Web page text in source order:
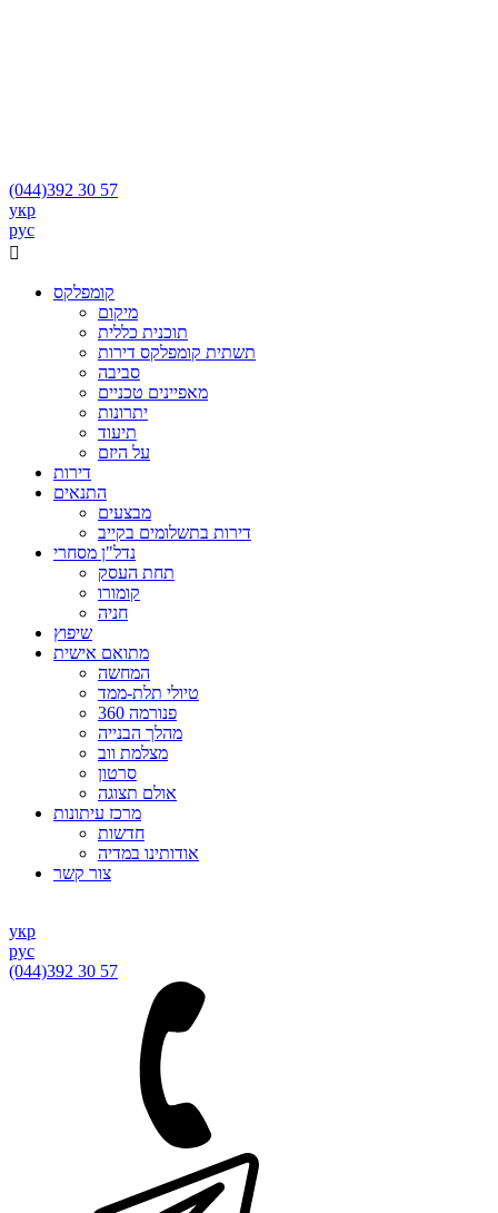
(044)392 30 57
укр
рус

קומפלקס
מיקום
תוכנית כללית
תשתית קומפלקס דירות
סביבה
מאפיינים טכניים
יתרונות
תיעוד
על היזם
דירות
התנאים
מבצעים
דירות בתשלומים בקייב
נדל"ן מסחרי
תחת העסק
קומורו
חניה
שיפוץ
מתואם אישית
המחשה
טיולי תלת-ממד
פנורמה 360
מהלך הבנייה
מצלמת ווב
סרטון
אולם תצוגה
מרכז עיתונות
חדשות
אודותינו במדיה
צור קשר
укр
рус
(044)392 30 57